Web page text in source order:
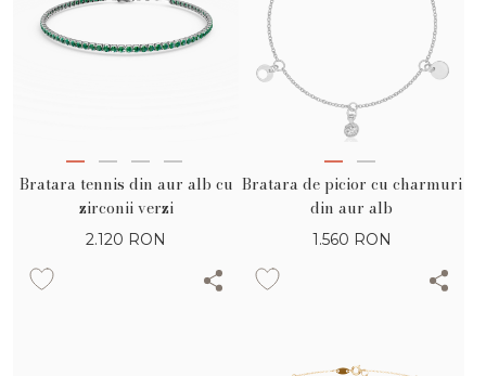
Bratara tennis din aur alb cu
zirconii verzi
2.120 RON
Bratara de picior cu charmuri
din aur alb
1.560 RON